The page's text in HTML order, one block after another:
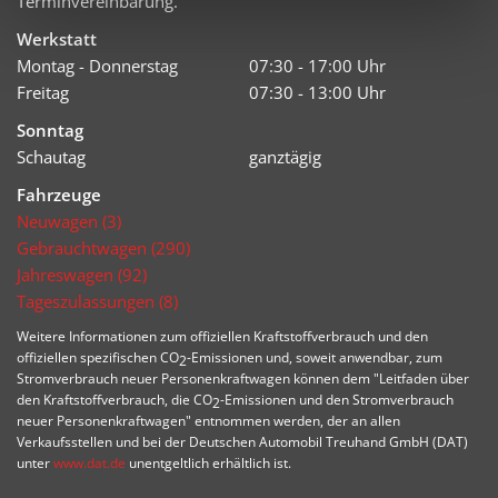
Werkstatt
Montag - Donnerstag
07:30 - 17:00 Uhr
Freitag
07:30 - 13:00 Uhr
Sonntag
Schautag
ganztägig
Fahrzeuge
Neuwagen (3)
Gebrauchtwagen (290)
Jahreswagen (92)
Tageszulassungen (8)
Weitere Informationen zum offiziellen Kraftstoffverbrauch und den
offiziellen spezifischen CO2-Emissionen und, soweit anwendbar, zum
Stromverbrauch neuer Personenkraftwagen können dem "Leitfaden über
den Kraftstoffverbrauch, die CO2-Emissionen und den Stromverbrauch
neuer Personenkraftwagen" entnommen werden, der an allen
Verkaufsstellen und bei der Deutschen Automobil Treuhand GmbH (DAT)
unterwww.dat.de unentgeltlich erhältlich ist.